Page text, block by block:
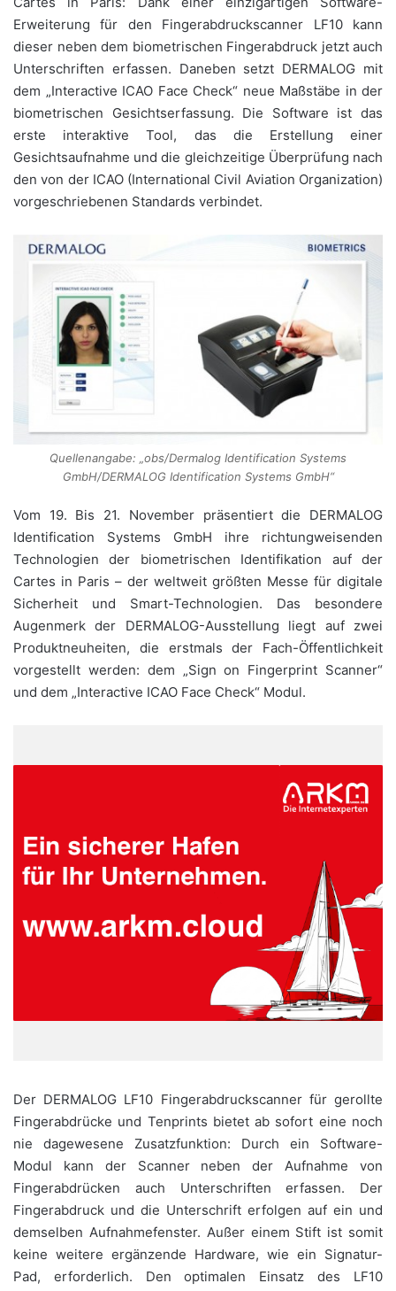
Erweiterung für den Fingerabdruckscanner LF10 kann
dieser neben dem biometrischen Fingerabdruck jetzt auch
Unterschriften erfassen. Daneben setzt DERMALOG mit
dem „Interactive ICAO Face Check“ neue Maßstäbe in der
biometrischen Gesichtserfassung. Die Software ist das
erste interaktive Tool, das die Erstellung einer
Gesichtsaufnahme und die gleichzeitige Überprüfung nach
den von der ICAO (International Civil Aviation Organization)
vorgeschriebenen Standards verbindet.
Quellenangabe: „obs/Dermalog Identification Systems
GmbH/DERMALOG Identification Systems GmbH“
Vom 19. Bis 21. November präsentiert die DERMALOG
Identification Systems GmbH ihre richtungweisenden
Technologien der biometrischen Identifikation auf der
Cartes in Paris – der weltweit größten Messe für digitale
Sicherheit und Smart-Technologien. Das besondere
Augenmerk der DERMALOG-Ausstellung liegt auf zwei
Produktneuheiten, die erstmals der Fach-Öffentlichkeit
vorgestellt werden: dem „Sign on Fingerprint Scanner“
und dem „Interactive ICAO Face Check“ Modul.
Der DERMALOG LF10 Fingerabdruckscanner für gerollte
Fingerabdrücke und Tenprints bietet ab sofort eine noch
nie dagewesene Zusatzfunktion: Durch ein Software-
Modul kann der Scanner neben der Aufnahme von
Fingerabdrücken auch Unterschriften erfassen. Der
Fingerabdruck und die Unterschrift erfolgen auf ein und
demselben Aufnahmefenster. Außer einem Stift ist somit
keine weitere ergänzende Hardware, wie ein Signatur-
Pad, erforderlich. Den optimalen Einsatz des LF10